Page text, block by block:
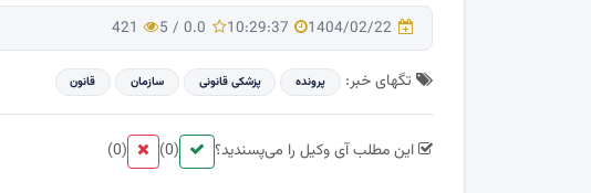
1404/02/22
10:29:37
0.0
/
5
421
تگهای خبر: پرونده پزشكی قانونی سازمان قانون
این مطلب آی وکیل را می‌پسندید؟ (0)
(0)